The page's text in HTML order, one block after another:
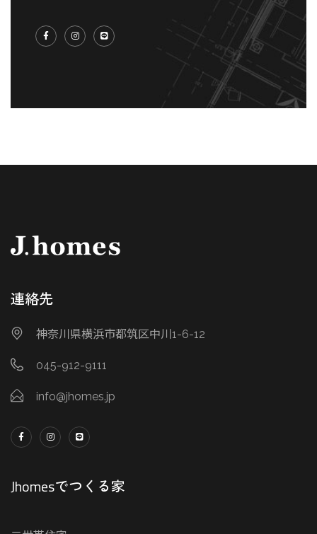
連絡先
神奈川県横浜市都筑区中川1-6-12
045-912-9111
info@jhomes.jp
Jhomesでつくる家